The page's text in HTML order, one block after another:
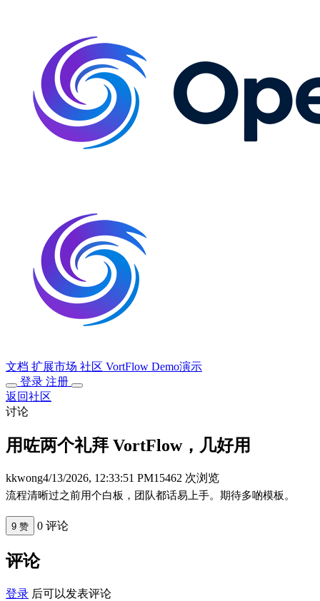
文档 扩展市场 社区 VortFlow Demo演示
登录 注册
返回社区
讨论
用咗两个礼拜 VortFlow，几好用
kkwong4/13/2026, 12:33:51 PM15462 次浏览
流程清晰过之前用个白板，团队都话易上手。期待多啲模板。
9 赞 0 评论
评论
登录 后可以发表评论